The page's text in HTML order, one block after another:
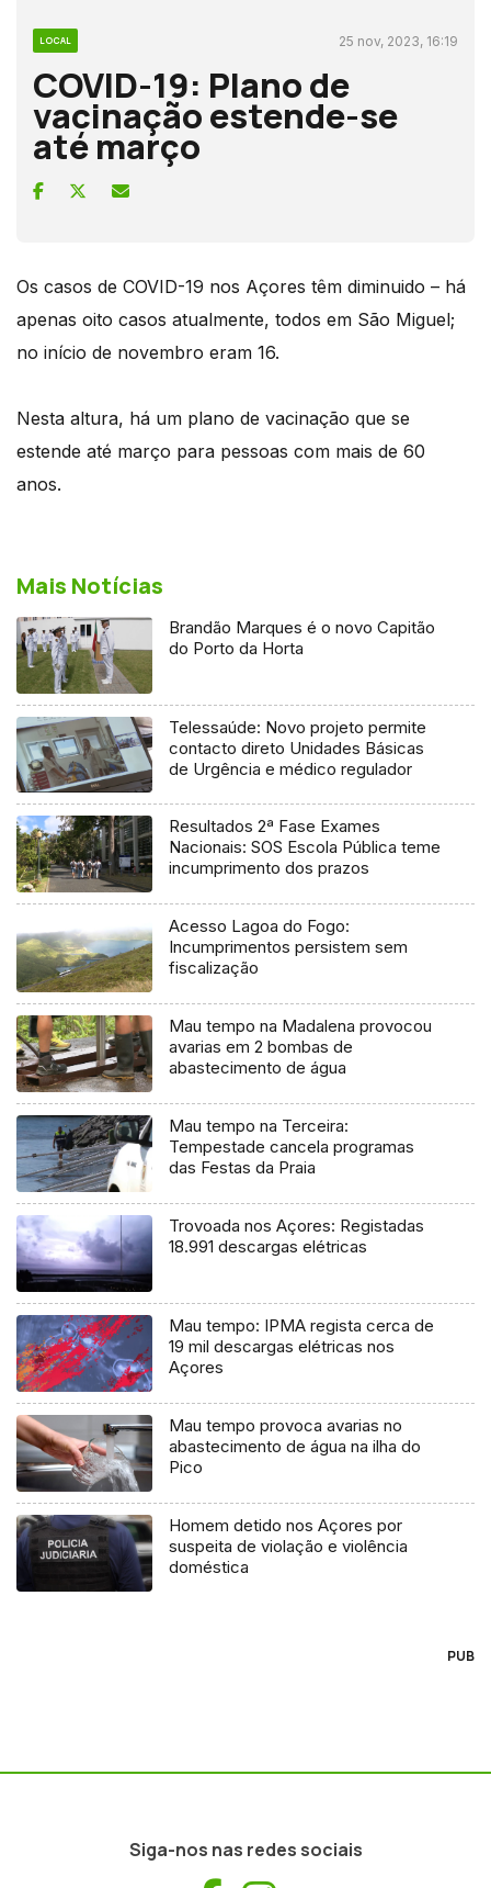
LOCAL 25 nov, 2023, 16:19
COVID-19: Plano de
vacinação estende-se
até março
Os casos de COVID-19 nos Açores têm diminuido – há
apenas oito casos atualmente, todos em São Miguel;
no início de novembro eram 16.
Nesta altura, há um plano de vacinação que se
estende até março para pessoas com mais de 60
anos.
Mais Notícias
Brandão Marques é o novo Capitão
do Porto da Horta
Telessaúde: Novo projeto permite
contacto direto Unidades Básicas
de Urgência e médico regulador
Resultados 2ª Fase Exames
Nacionais: SOS Escola Pública teme
incumprimento dos prazos
Acesso Lagoa do Fogo:
Incumprimentos persistem sem
fiscalização
Mau tempo na Madalena provocou
avarias em 2 bombas de
abastecimento de água
Mau tempo na Terceira:
Tempestade cancela programas
das Festas da Praia
Trovoada nos Açores: Registadas
18.991 descargas elétricas
Mau tempo: IPMA regista cerca de
19 mil descargas elétricas nos
Açores
Mau tempo provoca avarias no
abastecimento de água na ilha do
Pico
Homem detido nos Açores por
suspeita de violação e violência
doméstica
PUB
Siga-nos nas redes sociais